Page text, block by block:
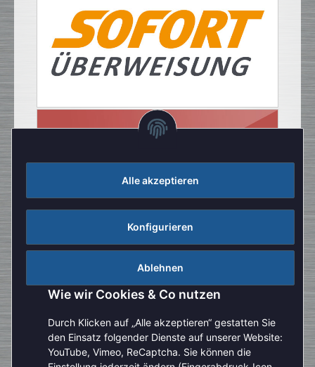
Alle akzeptieren
Konfigurieren
Ablehnen
Wie wir Cookies & Co nutzen
Durch Klicken auf „Alle akzeptieren“ gestatten Sie
den Einsatz folgender Dienste auf unserer Website:
YouTube, Vimeo, ReCaptcha. Sie können die